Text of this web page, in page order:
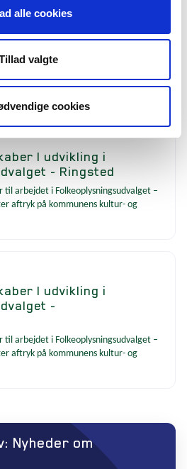
alle cookies
valgte
cookies
I udvikling i
- Holstebro
til arbejdet i Folkeoplysningsudvalget –
I udvikling i
- Ringsted
til arbejdet i Folkeoplysningsudvalget –
aftryk på kommunens kultur- og
I udvikling i
-
til arbejdet i Folkeoplysningsudvalget –
aftryk på kommunens kultur- og
Nyheder om